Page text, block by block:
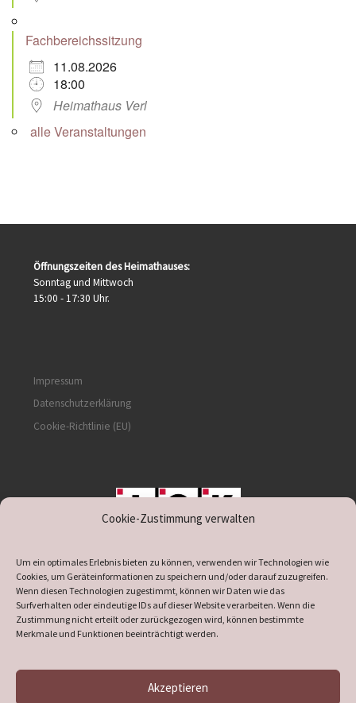
Cookie-Zustimmung verwalten
Um ein optimales Erlebnis bieten zu können, verwenden wir Technologien wie
Cookies, um Geräteinformationen zu speichern und/oder darauf zuzugreifen.
Wenn diesen Technologien zugestimmt, können wir Daten wie das
Surfverhalten oder eindeutige IDs auf dieser Website verarbeiten. Wenn die
Zustimmung nicht erteilt oder zurückgezogen wird, können bestimmte
Merkmale und Funktionen beeinträchtigt werden.
Akzeptieren
Fachbereichssitzung
11.08.2026
18:00
Heimathaus Verl
alle Veranstaltungen
Öffnungszeiten des Heimathauses:
Sonntag und Mittwoch
15:00 - 17:30 Uhr.
Impressum
Datenschutzerklärung
Cookie-Richtlinie (EU)
supported by DÖ